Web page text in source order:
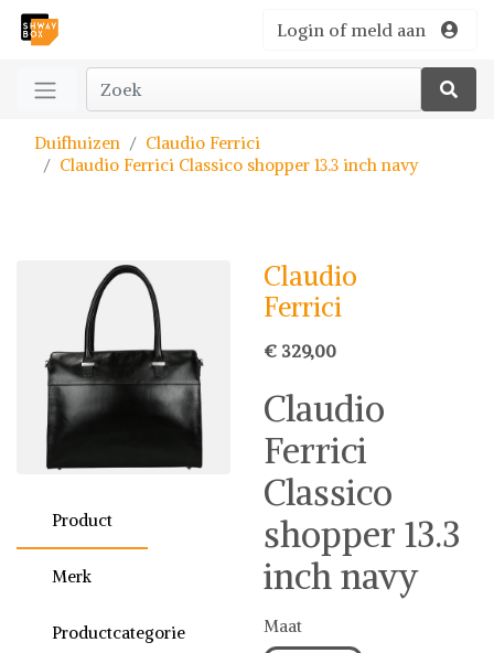
Login of meld aan
Duifhuizen
Claudio Ferrici
Claudio Ferrici Classico shopper 13.3 inch navy
Product
Merk
Productcategorie
Claudio
Ferrici
€ 329,00
Claudio
Ferrici
Classico
shopper 13.3
inch navy
Maat